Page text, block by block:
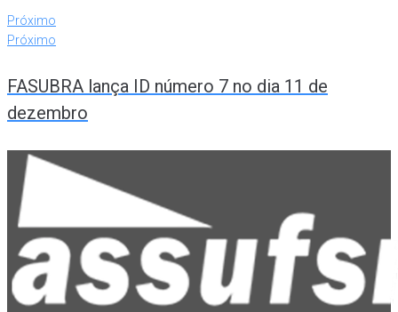
Próximo
Próximo
FASUBRA lança ID número 7 no dia 11 de
dezembro